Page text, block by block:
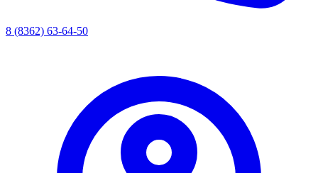
8 (8362) 63-64-50